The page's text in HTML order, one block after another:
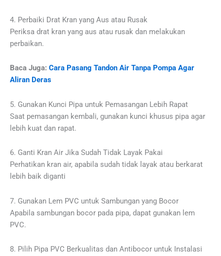
4. Perbaiki Drat Kran yang Aus atau Rusak
Periksa drat kran yang aus atau rusak dan melakukan
perbaikan.
Baca Juga: Cara Pasang Tandon Air Tanpa Pompa Agar
Aliran Deras
5. Gunakan Kunci Pipa untuk Pemasangan Lebih Rapat
Saat pemasangan kembali, gunakan kunci khusus pipa agar
lebih kuat dan rapat.
6. Ganti Kran Air Jika Sudah Tidak Layak Pakai
Perhatikan kran air, apabila sudah tidak layak atau berkarat
lebih baik diganti
7. Gunakan Lem PVC untuk Sambungan yang Bocor
Apabila sambungan bocor pada pipa, dapat gunakan lem
PVC.
8. Pilih Pipa PVC Berkualitas dan Antibocor untuk Instalasi